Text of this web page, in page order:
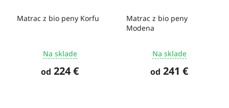
Matrac z bio peny Korfu
Na sklade
od 224 €
Matrac z bio peny
Modena
Na sklade
od 241 €